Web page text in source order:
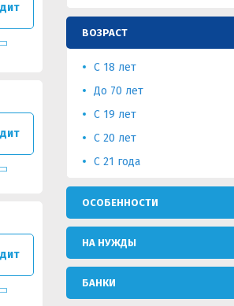
ВОЗРАСТ
C 18 лет
До 70 лет
С 19 лет
C 20 лет
С 21 года
ОСОБЕННОСТИ
НА НУЖДЫ
БАНКИ